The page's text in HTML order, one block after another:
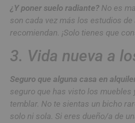
¿Y poner suelo radiante? No es
son cada vez más los estudios
recomiendan. ¡Solo tienes que
3. Vida nueva a
Seguro que alguna casa en
seguro que has visto los muebles
temblar. No te sientas un bicho
solo ni sola. Si eres dueño/a de